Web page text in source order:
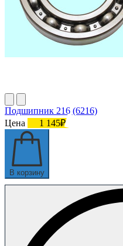
Подшипник 216 (6216)
Цена
1 145₽
В корзину